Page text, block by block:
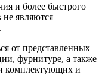
и более быстрого
не являются
от представленных
фурнитуре, а также
комплектующих и